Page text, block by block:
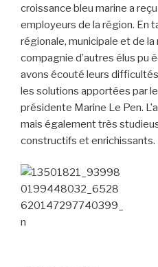
croissance bleu marine a
employeurs de la région. En
régionale, municipale et de la
compagnie d’autres élus pu
avons écouté leurs
les solutions apportées par
présidente Marine Le Pen.
mais également très
constructifs et enrichissants.